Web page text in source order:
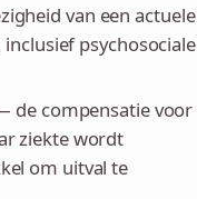
van een actuele
psychosociale
de compensatie voor
ziekte wordt
om uitval te